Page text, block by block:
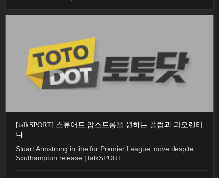
[talkSPORT] 스튜어트 암스트롱을 원하는 풀럼과 피오렌티
나
Stuart Armstrong in line for Premier League move despite
Southampton release | talkSPORT …